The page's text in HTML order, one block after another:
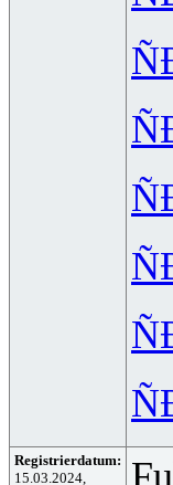
Registrierdatum:
15.03.2024,